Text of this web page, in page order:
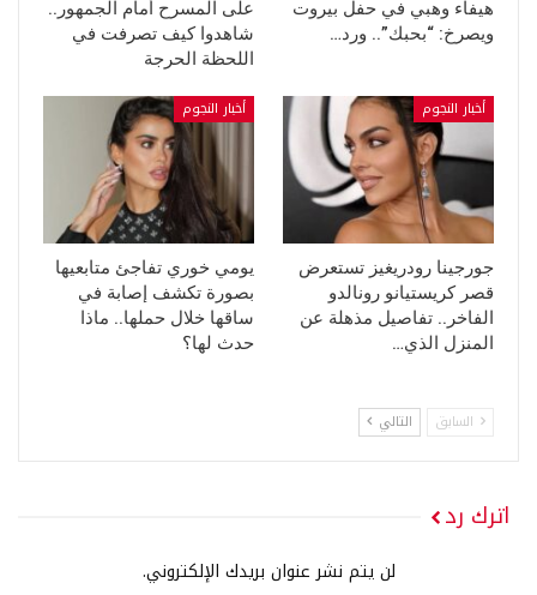
هيفاء وهبي في حفل بيروت
ويصرخ: “بحبك”.. ورد…
على المسرح أمام الجمهور..
شاهدوا كيف تصرفت في
اللحظة الحرجة
أخبار النجوم
جورجينا رودريغيز تستعرض
قصر كريستيانو رونالدو
الفاخر.. تفاصيل مذهلة عن
المنزل الذي…
أخبار النجوم
يومي خوري تفاجئ متابعيها
بصورة تكشف إصابة في
ساقها خلال حملها.. ماذا
حدث لها؟
السابق التالي
اترك رد
لن يتم نشر عنوان بريدك الإلكتروني.